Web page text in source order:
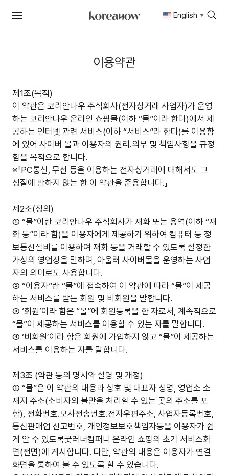
Skip
English ▼
이용약관
제1조(목적)
이 약관은 코리안나우 주식회사(전자상거래 사업자)가 운영
하는 코리안나우 온라인 쇼핑몰(이하 “몰”이라 한다)에서 제
공하는 인터넷 관련 서비스(이하 “서비스”라 한다)를 이용함
에 있어 사이버 몰과 이용자의 권리.의무 및 책임사항을 규정
함을 목적으로 합니다.
※「PC통신, 무선 등을 이용하는 전자상거래에 대해서도 그
성질에 반하지 않는 한 이 약관을 준용합니다.」
제2조(정의)
① “몰”이란 코리안나우 주식회사가 재화 또는 용역(이하 “재
화 등”이라 함)을 이용자에게 제공하기 위하여 컴퓨터 등 정
보통신설비를 이용하여 재화 등을 거래할 수 있도록 설정한
가상의 영업장을 말하며, 아울러 사이버몰을 운영하는 사업
자의 의미로도 사용합니다.
② “이용자”란 “몰”에 접속하여 이 약관에 따라 “몰”이 제공
하는 서비스를 받는 회원 및 비회원을 말합니다.
③ ‘회원’이라 함은 “몰”에 회원등록을 한 자로서, 계속적으로
“몰”이 제공하는 서비스를 이용할 수 있는 자를 말합니다.
④ ‘비회원’이라 함은 회원에 가입하지 않고 “몰”이 제공하는
서비스를 이용하는 자를 말합니다.
제3조 (약관 등의 명시와 설명 및 개정)
① “몰”은 이 약관의 내용과 상호 및 대표자 성명, 영업소 소
재지 주소(소비자의 불만을 처리할 수 있는 곳의 주소를 포
함), 전화번호.모사전송번호.전자우편주소, 사업자등록번호,
통신판매업 신고번호, 개인정보보호책임자등을 이용자가 쉽
게 알 수 있도록굿러너컴퍼니 온라인 쇼핑의 초기 서비스화
면(전면)에 게시합니다. 다만, 약관의 내용은 이용자가 연결
화면을 통하여 볼 수 있도록 할 수 있습니다.